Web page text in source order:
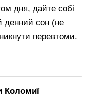
дня, дайте собі
денний сон (не
перевтоми.
Коломиї